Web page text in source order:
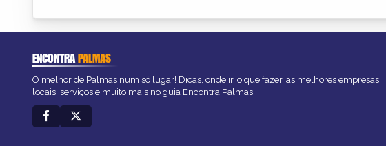
ENCONTRAPALMAS
O melhor de Palmas num só lugar! Dicas, onde ir, o que fazer, as melhores empresas,
locais, serviços e muito mais no guia Encontra Palmas.